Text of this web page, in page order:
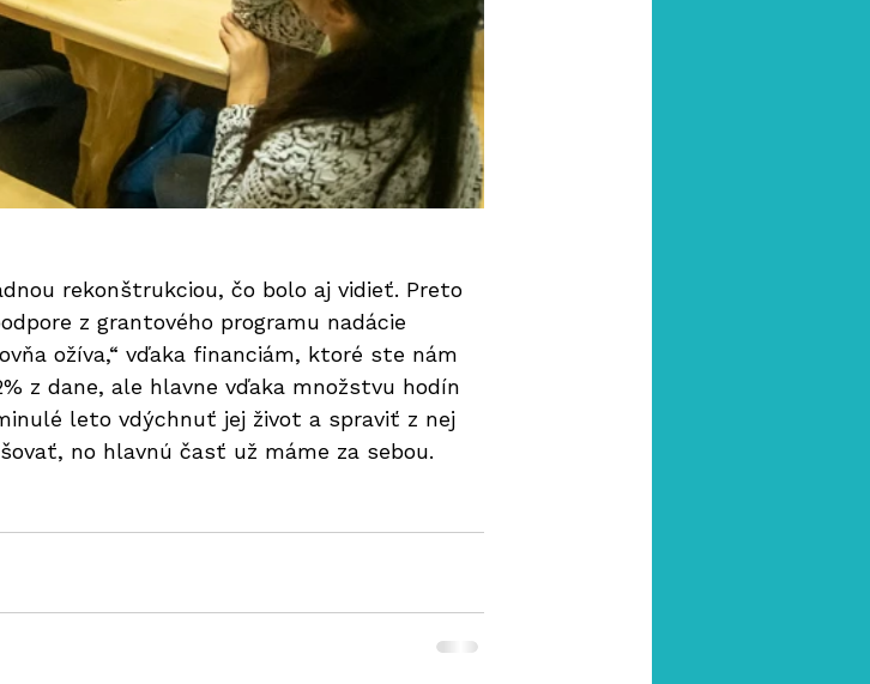
rekonštrukciou, čo bolo aj vidieť. Preto
z grantového programu nadácie
ožíva,“ vďaka financiám, ktoré ste nám
z dane, ale hlavne vďaka množstvu hodín
leto vdýchnuť jej život a spraviť z nej
no hlavnú časť už máme za sebou.